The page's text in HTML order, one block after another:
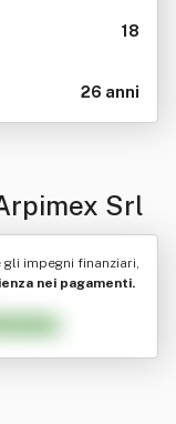
18
26 anni
Srl
impegni finanziari,
nei pagamenti.